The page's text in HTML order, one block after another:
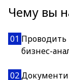
Чему вы
01
бизнес-
02